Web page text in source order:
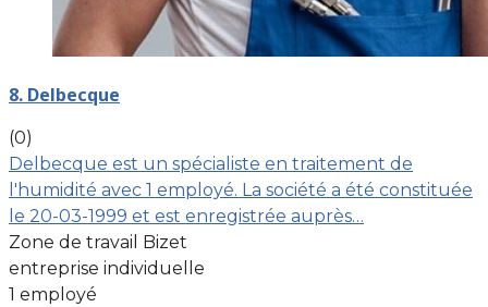
8. Delbecque
(0)
Delbecque est un spécialiste en traitement de
l'humidité avec 1 employé. La société a été constituée
le 20-03-1999 et est enregistrée auprès…
Zone de travail Bizet
entreprise individuelle
1 employé